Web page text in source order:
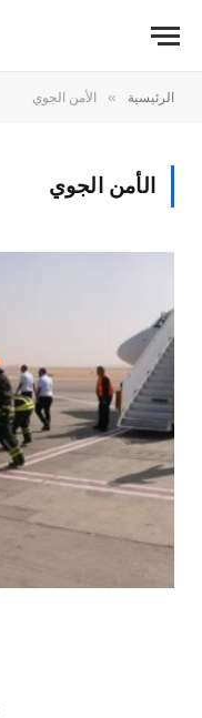
الرئيسية » الأمن الجوي
الأمن الجوي